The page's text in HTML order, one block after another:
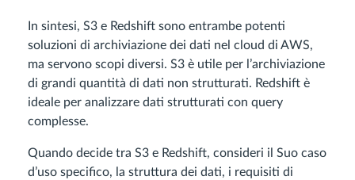
In sintesi, S3 e Redshift sono entrambe potenti
soluzioni di archiviazione dei dati nel cloud di AWS,
ma servono scopi diversi. S3 è utile per l’archiviazione
di grandi quantità di dati non strutturati. Redshift è
ideale per analizzare dati strutturati con query
complesse.
Quando decide tra S3 e Redshift, consideri il Suo caso
d’uso specifico, la struttura dei dati, i requisiti di